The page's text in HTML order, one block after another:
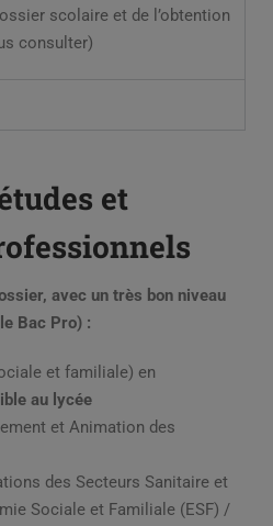
scolaire et de l’obtention
consulter)
et
avec un très bon niveau
Bac Pro) :
et familiale) en
au lycée
et Animation des
des Secteurs Sanitaire et
Sociale et Familiale (ESF) /